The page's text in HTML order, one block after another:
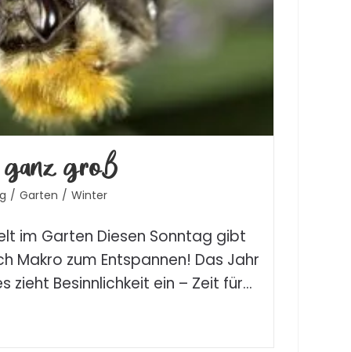
groß
/ Garten / Winter
im Garten Diesen Sonntag gibt
Makro zum Entspannen! Das Jahr
zieht Besinnlichkeit ein – Zeit für…